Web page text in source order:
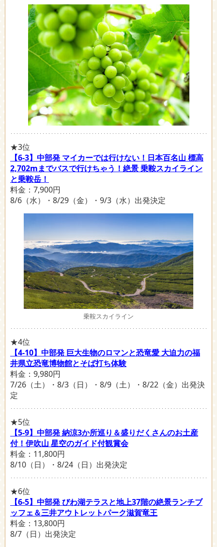
★3位
【6-3】中部発 マイカーでは行けない！日本百名山 標高
2,702mまでバスで行けちゃう！絶景 乗鞍スカイライン
と乗鞍岳！
料金：7,900円
8/6（水）・8/29（金）・9/3（水）出発決定
乗鞍スカイライン
★4位
【4-10】中部発 巨大生物のロマンと恐竜愛 大迫力の福
井県立恐竜博物館とそば打ち体験
料金：9,980円
7/26（土）・8/3（日）・8/9（土）・8/22（金）出発決
定
★5位
【5-9】中部発 納涼3か所巡り＆盛りだくさんのお土産
付！伊吹山 星空のガイド付観賞会
料金：11,800円
8/10（日）・8/24（日）出発決定
★6位
【6-5】中部発 びわ湖テラスと地上37階の絶景ランチブ
ッフェ＆三井アウトレットパーク滋賀竜王
料金：13,800円
8/7（日）出発決定